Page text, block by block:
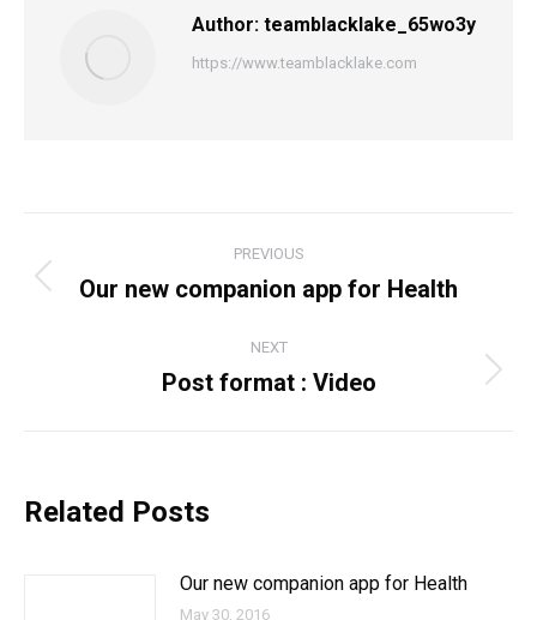
Author: teamblacklake_65wo3y
https://www.teamblacklake.com
PREVIOUS
Our new companion app for Health
NEXT
Post format : Video
Related Posts
Our new companion app for Health
May 30, 2016